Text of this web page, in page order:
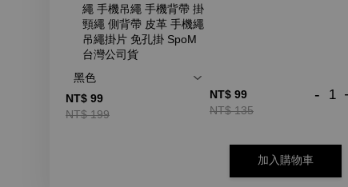
繩 手機吊繩 手機背帶 掛
頸繩 側背帶 皮革 手機繩
吊繩掛片 免孔掛 SpoM
台灣公司貨
NT$ 99
NT$ 199
NT$ 99
NT$ 135
-
加入購物車